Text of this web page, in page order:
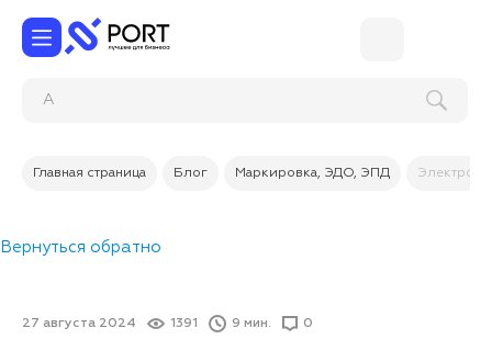
Главная страница Блог Маркировка, ЭДО, ЭПД
Вернуться обратно
27 августа 2024 1391 9 мин. 0